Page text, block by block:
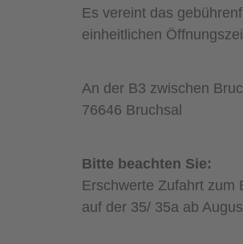
Es vereint das
einheitlichen
An der B3 zwischen
76646 Bruchsal
Bitte beachten Sie:
Erschwerte Zufahrt zum
auf der 35/ 35a ab